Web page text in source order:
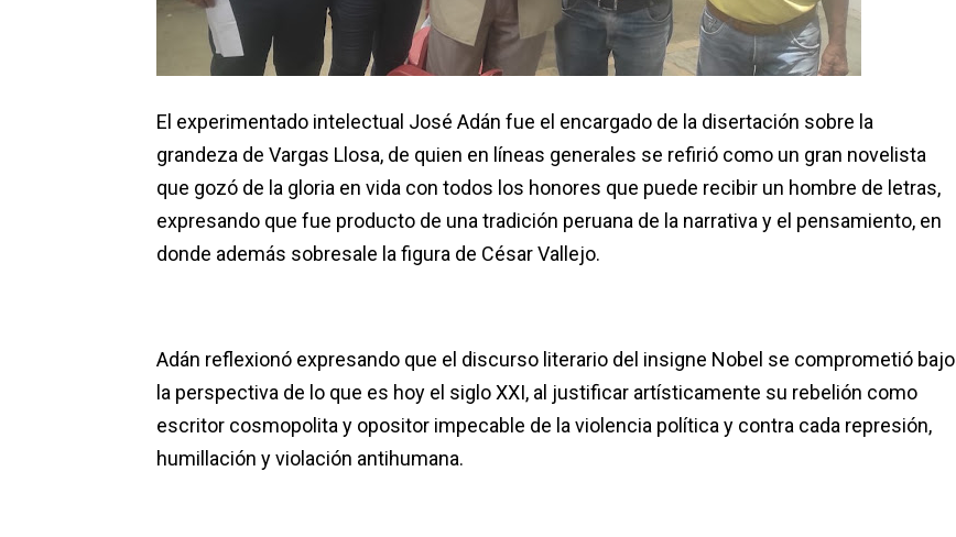
El experimentado intelectual José Adán fue el encargado de la disertación sobre la
grandeza de Vargas Llosa, de quien en líneas generales se refirió como un gran novelista
que gozó de la gloria en vida con todos los honores que puede recibir un hombre de letras,
expresando que fue producto de una tradición peruana de la narrativa y el pensamiento, en
donde además sobresale la figura de César Vallejo.
Adán reflexionó expresando que el discurso literario del insigne Nobel se comprometió bajo
la perspectiva de lo que es hoy el siglo XXI, al justificar artísticamente su rebelión como
escritor cosmopolita y opositor impecable de la violencia política y contra cada represión,
humillación y violación antihumana.